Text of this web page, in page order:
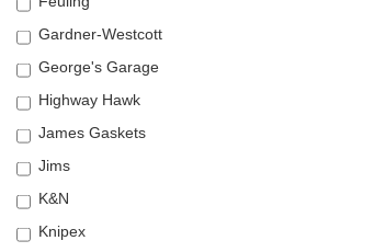
Gardner-Westcott
George's Garage
Highway Hawk
James Gaskets
Jims
K&N
Knipex